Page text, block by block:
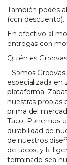
También podés
(con descuento).
En efectivo al
entregas con
Quién es
- Somos
especializada en
plataforma.
nuestras propias
prima del
Taco. Ponemos
durabilidad de
de nuestros
de tacos, y la
terminado sea